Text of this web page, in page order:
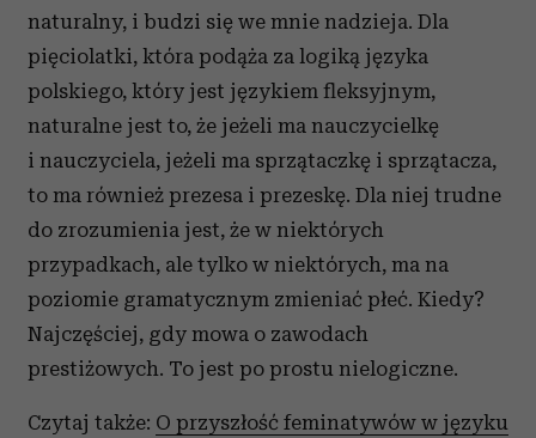
naturalny, i budzi się we mnie nadzieja. Dla
pięciolatki, która podąża za logiką języka
polskiego, który jest językiem fleksyjnym,
naturalne jest to, że jeżeli ma nauczycielkę
i nauczyciela, jeżeli ma sprzątaczkę i sprzątacza,
to ma również prezesa i prezeskę. Dla niej trudne
do zrozumienia jest, że w niektórych
przypadkach, ale tylko w niektórych, ma na
poziomie gramatycznym zmieniać płeć. Kiedy?
Najczęściej, gdy mowa o zawodach
prestiżowych. To jest po prostu nielogiczne.
Czytaj także: O przyszłość feminatywów w języku